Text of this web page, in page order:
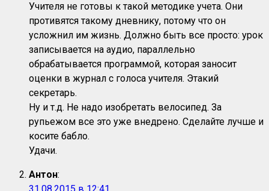
Учителя не готовы к такой методике учета. Они
противятся такому дневнику, потому что он
усложнил им жизнь. Должно быть все просто: урок
записывается на аудио, параллельно
обрабатывается программой, которая заносит
оценки в журнал с голоса учителя. Этакий
секретарь.
Ну и т.д. Не надо изобретать велосипед. За
рупьежом все это уже внедрено. Сделайте лучше и
косите бабло.
Удачи.
Антон: